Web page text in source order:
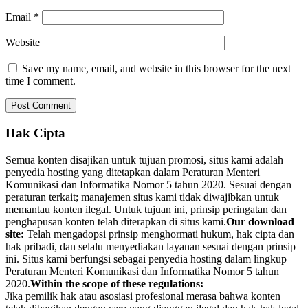
Email *
Website
Save my name, email, and website in this browser for the next
time I comment.
Hak Cipta
Semua konten disajikan untuk tujuan promosi, situs kami adalah
penyedia hosting yang ditetapkan dalam Peraturan Menteri
Komunikasi dan Informatika Nomor 5 tahun 2020. Sesuai dengan
peraturan terkait; manajemen situs kami tidak diwajibkan untuk
memantau konten ilegal. Untuk tujuan ini, prinsip peringatan dan
penghapusan konten telah diterapkan di situs kami.Our download
site: Telah mengadopsi prinsip menghormati hukum, hak cipta dan
hak pribadi, dan selalu menyediakan layanan sesuai dengan prinsip
ini. Situs kami berfungsi sebagai penyedia hosting dalam lingkup
Peraturan Menteri Komunikasi dan Informatika Nomor 5 tahun
2020.Within the scope of these regulations:
Jika pemilik hak atau asosiasi profesional merasa bahwa konten